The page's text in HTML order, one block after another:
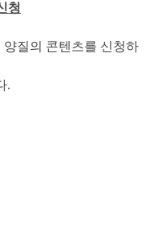
청
질의 콘텐츠를 신청하
.